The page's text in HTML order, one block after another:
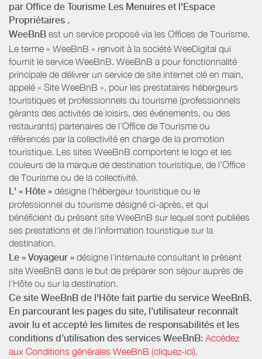
par Office de Tourisme Les Menuires et l'Espace
Propriétaires .
WeeBnB est un service proposé via les Offices de Tourisme.
Le terme « WeeBnB » renvoit à la société WeeDigital qui
fournit le service WeeBnB. WeeBnB a pour fonctionnalité
principale de délivrer un service de site internet clé en main,
appelé « Site WeeBnB », pour les prestataires hébergeurs
touristiques et professionnels du tourisme (professionnels
gérants des activités de loisirs, des événements, ou des
restaurants) partenaires de l’Office de Tourisme ou
référencés par la collectivité en charge de la promotion
touristique. Les sites WeeBnB comportent le logo et les
couleurs de la marque de destination touristique, de l’Office
de Tourisme ou de la collectivité.
L' « Hôte » désigne l'hébergeur touristique ou le
professionnel du tourisme désigné ci-après, et qui
bénéficient du présent site WeeBnB sur lequel sont publiées
ses prestations et de l'information touristique sur la
destination.
Le « Voyageur » désigne l'internaute consultant le présent
site WeeBnB dans le but de préparer son séjour auprès de
l'Hôte ou sur la destination.
Ce site WeeBnB de l'Hôte fait partie du service WeeBnB.
En parcourant les pages du site, l’utilisateur reconnaît
avoir lu et accepté les limites de responsabilités et les
conditions d’utilisation des services WeeBnB: Accédez
aux Conditions générales WeeBnB (cliquez-ici).